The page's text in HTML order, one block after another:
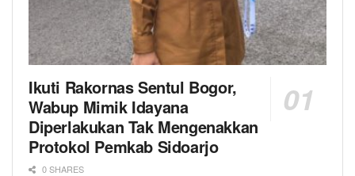
Ikuti Rakornas Sentul Bogor,
Wabup Mimik Idayana
Diperlakukan Tak Mengenakkan
Protokol Pemkab Sidoarjo
0 SHARES